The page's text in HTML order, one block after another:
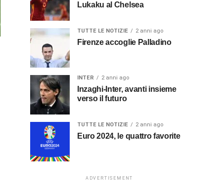
Lukaku al Chelsea
TUTTE LE NOTIZIE 2 anni ago
Firenze accoglie Palladino
INTER 2 anni ago
Inzaghi-Inter, avanti insieme
verso il futuro
TUTTE LE NOTIZIE 2 anni ago
Euro 2024, le quattro favorite
ADVERTISEMENT